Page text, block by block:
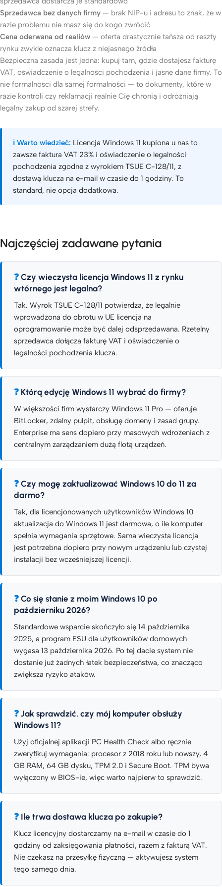
Sprzedawca bez danych firmy — brak NIP-u i adresu to znak, że w
razie problemu nie masz się do kogo zwrócić
Cena oderwana od realiów — oferta drastycznie tańsza od reszty
rynku zwykle oznacza klucz z niejasnego źródła
Bezpieczna zasada jest jedna: kupuj tam, gdzie dostajesz fakturę
VAT, oświadczenie o legalności pochodzenia i jasne dane firmy. To
nie formalności dla samej formalności — to dokumenty, które w
razie kontroli czy reklamacji realnie Cię chronią i odróżniają
legalny zakup od szarej strefy.
ℹ️ Warto wiedzieć: Licencja Windows 11 kupiona u nas to
zawsze faktura VAT 23% i oświadczenie o legalności
pochodzenia zgodne z wyrokiem TSUE C-128/11, z
dostawą klucza na e-mail w czasie do 1 godziny. To
standard, nie opcja dodatkowa.
Najczęściej zadawane pytania
Czy wieczysta licencja Windows 11 z rynku
wtórnego jest legalna?
Tak. Wyrok TSUE C-128/11 potwierdza, że legalnie
wprowadzona do obrotu w UE licencja na
oprogramowanie może być dalej odsprzedawana. Rzetelny
sprzedawca dołącza fakturę VAT i oświadczenie o
legalności pochodzenia klucza.
Którą edycję Windows 11 wybrać do firmy?
W większości firm wystarczy Windows 11 Pro — oferuje
BitLocker, zdalny pulpit, obsługę domeny i zasad grupy.
Enterprise ma sens dopiero przy masowych wdrożeniach z
centralnym zarządzaniem dużą flotą urządzeń.
Czy mogę zaktualizować Windows 10 do 11 za
darmo?
Tak, dla licencjonowanych użytkowników Windows 10
aktualizacja do Windows 11 jest darmowa, o ile komputer
spełnia wymagania sprzętowe. Sama wieczysta licencja
jest potrzebna dopiero przy nowym urządzeniu lub czystej
instalacji bez wcześniejszej licencji.
Co się stanie z moim Windows 10 po
październiku 2026?
Standardowe wsparcie skończyło się 14 października
2025, a program ESU dla użytkowników domowych
wygasa 13 października 2026. Po tej dacie system nie
dostanie już żadnych łatek bezpieczeństwa, co znacząco
zwiększa ryzyko ataków.
Jak sprawdzić, czy mój komputer obsłuży
Windows 11?
Użyj oficjalnej aplikacji PC Health Check albo ręcznie
zweryfikuj wymagania: procesor z 2018 roku lub nowszy, 4
GB RAM, 64 GB dysku, TPM 2.0 i Secure Boot. TPM bywa
wyłączony w BIOS-ie, więc warto najpierw to sprawdzić.
Ile trwa dostawa klucza po zakupie?
Klucz licencyjny dostarczamy na e-mail w czasie do 1
godziny od zaksięgowania płatności, razem z fakturą VAT.
Nie czekasz na przesyłkę fizyczną — aktywujesz system
tego samego dnia.